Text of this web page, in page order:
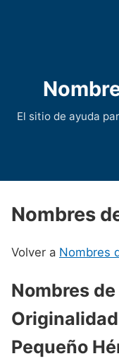
El sitio de ayuda
Nombres
Nombres
Nombres
Nombres
Nombres
Volver a Nombres
Nombres
Pequeño